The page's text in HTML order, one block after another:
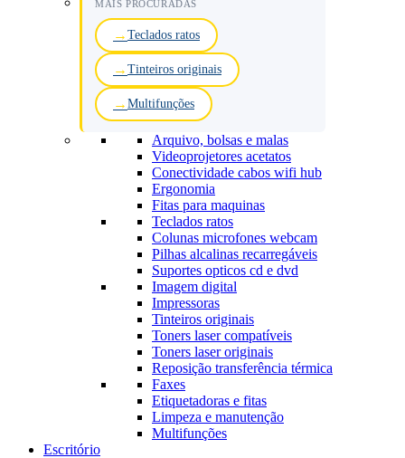
MAIS PROCURADAS
Teclados ratos
Tinteiros originais
Multifunções
Arquivo, bolsas e malas
Videoprojetores acetatos
Conectividade cabos wifi hub
Ergonomia
Fitas para maquinas
Teclados ratos
Colunas microfones webcam
Pilhas alcalinas recarregáveis
Suportes opticos cd e dvd
Imagem digital
Impressoras
Tinteiros originais
Toners laser compatíveis
Toners laser originais
Reposição transferência térmica
Faxes
Etiquetadoras e fitas
Limpeza e manutenção
Multifunções
Escritório